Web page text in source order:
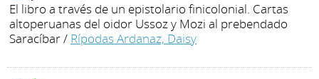
El libro a través de un epistolario finicolonial. Cartas
altoperuanas del oidor Ussoz y Mozi al prebendado
Saracíbar/ Rípodas Ardanaz, Daisy